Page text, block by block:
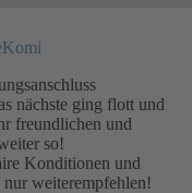
nächste ging flott und
freundlichen und
so!
Konditionen und
weiterempfehlen!